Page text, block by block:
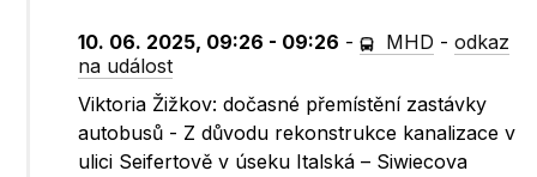
10. 06. 2025, 09:26 - 09:26 - MHD -odkaz
na událost
Viktoria Žižkov: dočasné přemístění zastávky
autobusů - Z důvodu rekonstrukce kanalizace v
ulici Seifertově v úseku Italská – Siwiecova